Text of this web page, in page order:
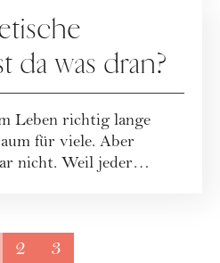
da was dran?
Leben richtig lange
für viele. Aber
nicht. Weil jeder
2 3